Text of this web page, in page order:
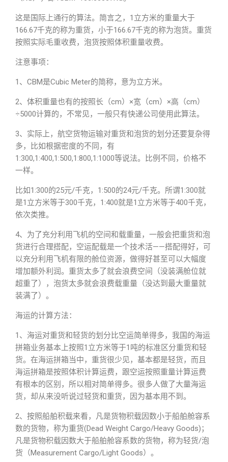
这是国际上通行的算法。简言之，1立方米的重量大于
166.67千克的称为重货，小于166.67千克的称为泡货。重货
按照实际毛重收费，泡货按照体积重量收费。
注意事项：
1、CBM是Cubic Meter的简称，意为立方米。
2、体积重量也有的按照长（cm）×宽（cm）×高（cm）
÷5000计算的，不常见，一般只有快递公司使用此算法。
3、实际上，航空货物运输对重货和泡货的划分还要复杂得
多，比如根据密度的不同，有
1:300,1:400,1:500,1:800,1:1000等说法。比例不同，价格不
一样。
比如1:300的25元/千克，1:500的24元/千克。所谓1:300就
是1立方米等于300千克，1:400就是1立方米等于400千克，
依次类推。
4、为了充分利用飞机的空间和载重量，一般会把重货和泡
货进行合理搭配，空运配载是一个技术活——搭配得好，可
以充分利用飞机有限的舱位资源，做得好甚至可以大幅度
增加额外利润。重货太多了就会浪费空间（没装满舱位就
超重了），泡货太多就会浪费载重量（没达到最大重量就
装满了）。
海运的计算方法：
1、海运对重货和轻货的划分比空运简单得多，我国的海运
拼箱业务基本上按照1立方米等于1吨的标准区分重货和轻
货。在海运拼箱当中，重货很少见，基本都是轻货，而且
海运拼箱是按照体积计算运费，跟空运按照重量计算运费
有根本的区别，所以相对简单得多。很多人做了大量海运
货，却从来没听说过轻货和重货，因为基本用不到。
2、按照船舶积载来看，凡是货物积载因数小于船舶舱容系
数的货物，称为重货(Dead Weight Cargo/Heavy Goods)；
凡是货物积载因数大于船舶舱容系数的货物，称为轻货/泡
货（Measurement Cargo/Light Goods）。